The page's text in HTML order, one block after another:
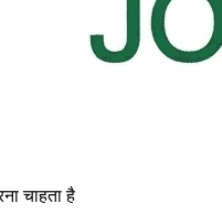
चाहता है